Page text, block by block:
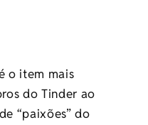
o item mais
do Tinder ao
“paixões” do